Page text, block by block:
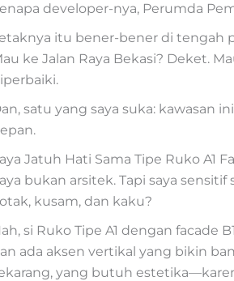
developer-nya, Perumda
itu bener-bener di tengah
ke Jalan Raya Bekasi? Deket.
satu yang saya suka: kawasan
Jatuh Hati Sama Tipe Ruko A1
bukan arsitek. Tapi saya
kusam, dan kaku?
si Ruko Tipe A1 dengan facade
ada aksen vertikal yang bikin
yang butuh